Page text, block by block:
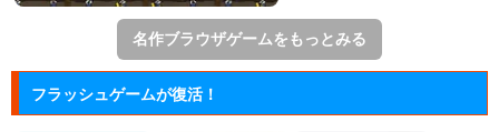
名作ブラウザゲームをもっとみる
フラッシュゲームが復活！